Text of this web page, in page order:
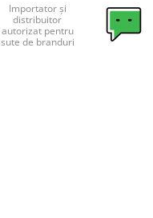
Importator și
distribuitor
autorizat pentru
sute de branduri